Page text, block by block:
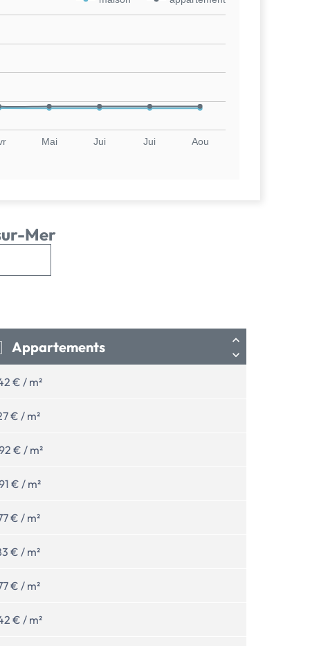
Mai Jui Jui Aou
Mer
Appartements
€ / m²
€ / m²
€ / m²
€ / m²
€ / m²
€ / m²
€ / m²
€ / m²